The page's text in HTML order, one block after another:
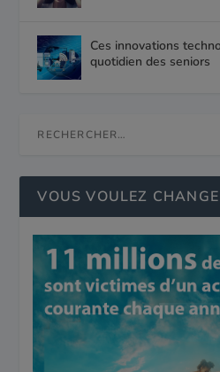
Ces innovations
quotidien des seniors
VOUS VOULEZ